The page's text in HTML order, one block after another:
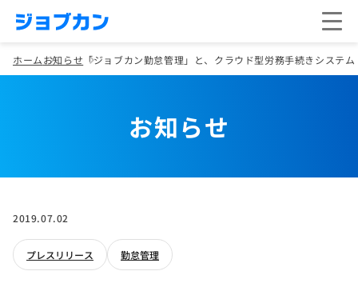
ホームお知らせ 「ジョブカン勤怠管理」と、クラウド型労務手続きシステ
お知らせ
2019.07.02
プレスリリース 勤怠管理